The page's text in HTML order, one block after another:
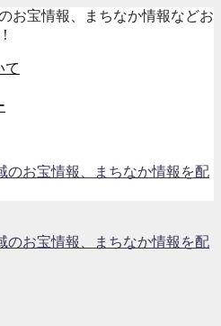
お宝情報、まちなか情報などお
て